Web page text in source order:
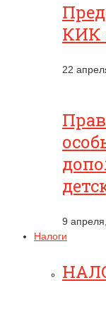
КИК
22
9
Налоги